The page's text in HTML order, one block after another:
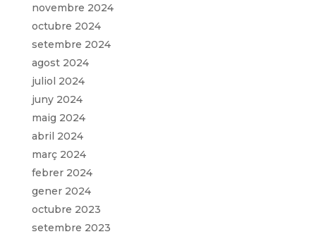
novembre 2024
octubre 2024
setembre 2024
agost 2024
juliol 2024
juny 2024
maig 2024
abril 2024
març 2024
febrer 2024
gener 2024
octubre 2023
setembre 2023